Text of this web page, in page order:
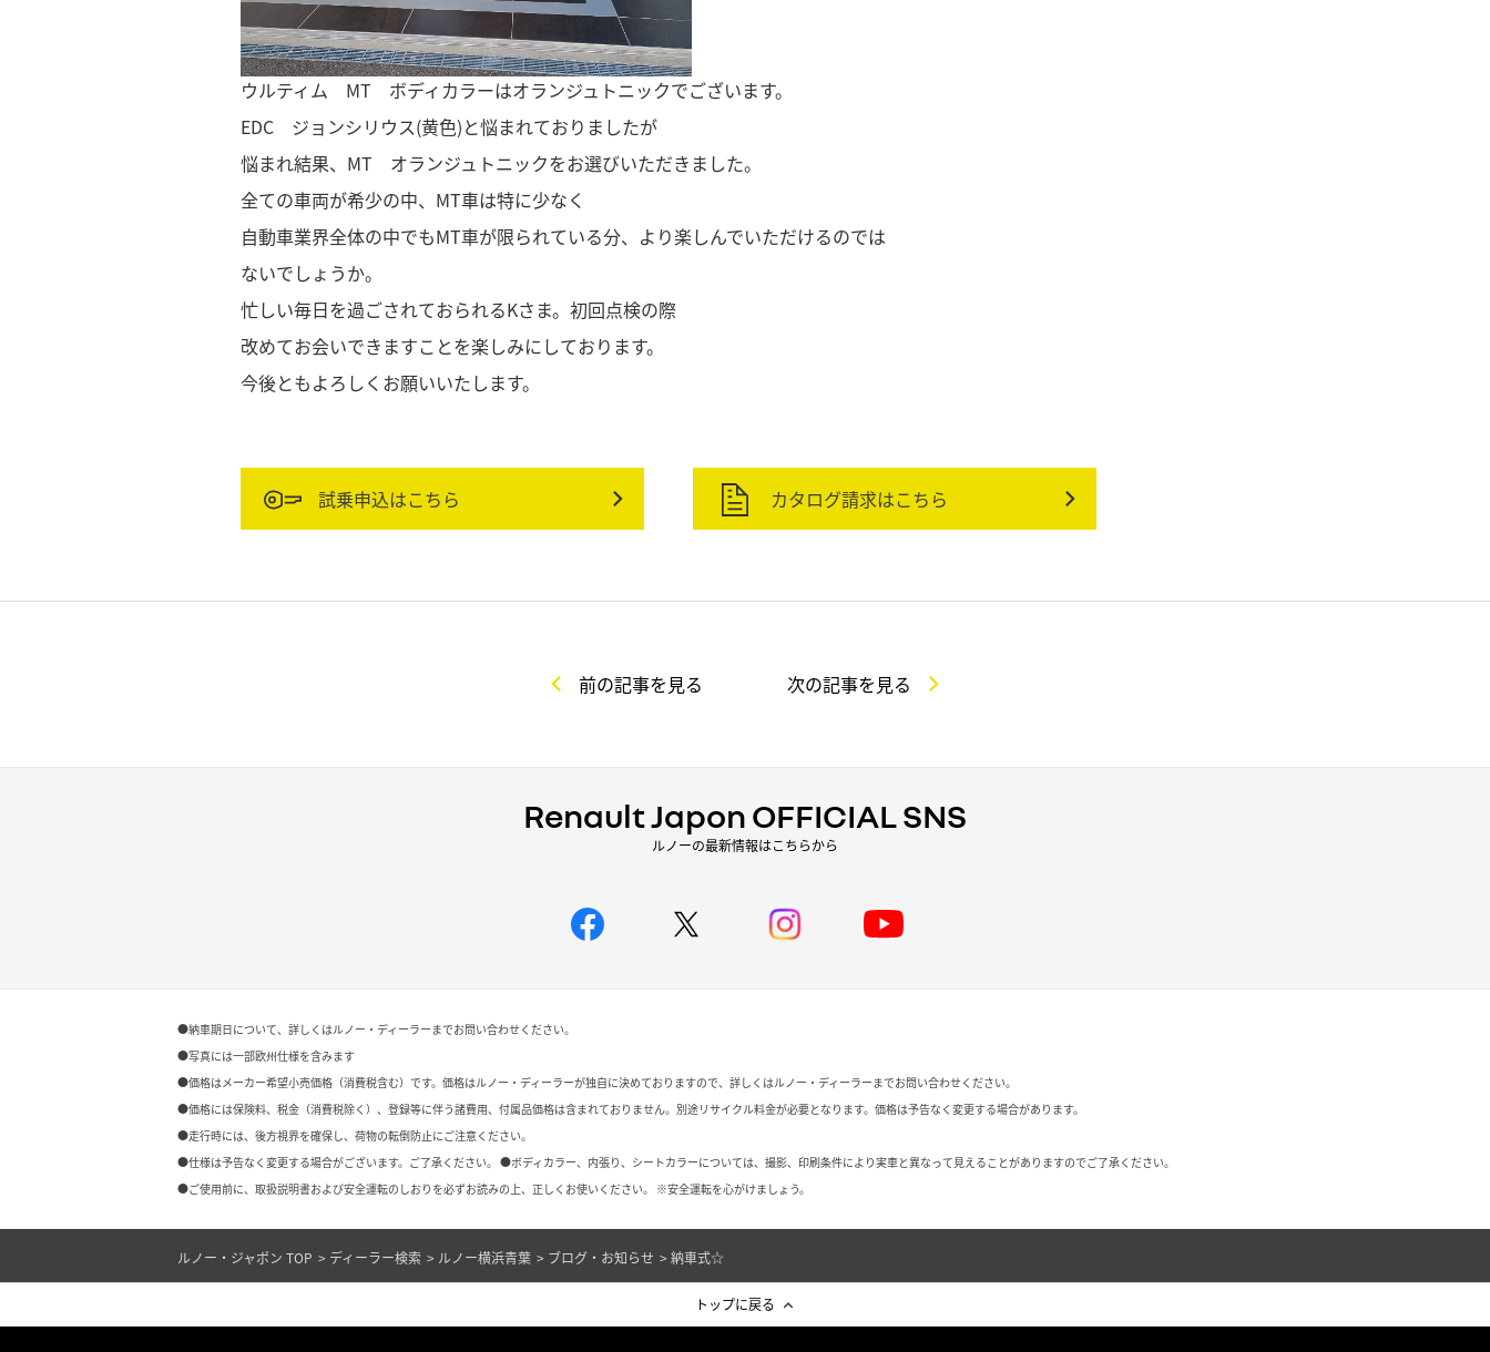
ウルティム MT ボディカラーはオランジュトニックでございます。
EDC ジョンシリウス(黄色)と悩まれておりましたが
悩まれ結果、MT オランジュトニックをお選びいただきました。
全ての車両が希少の中、MT車は特に少なく
自動車業界全体の中でもMT車が限られている分、より楽しんでいただけるのでは
ないでしょうか。
忙しい毎日を過ごされておられるKさま。初回点検の際
改めてお会いできますことを楽しみにしております。
今後ともよろしくお願いいたします。
試乗申込はこちら カタログ請求はこちら
前の記事を見る 次の記事を見る
Renault Japon OFFICIAL SNS
ルノーの最新情報はこちらから
●納車期日について、詳しくはルノー・ディーラーまでお問い合わせください。
●写真には一部欧州仕様を含みます
●価格はメーカー希望小売価格（消費税含む）です。価格はルノー・ディーラーが独自に決めておりますので、詳しくはルノー・ディーラーまでお問い合わせください。
●価格には保険料、税金（消費税除く）、登録等に伴う諸費用、付属品価格は含まれておりません。別途リサイクル料金が必要となります。価格は予告なく変更する場合があります。
●走行時には、後方視界を確保し、荷物の転倒防止にご注意ください。
●仕様は予告なく変更する場合がございます。ご了承ください。 ●ボディカラー、内張り、シートカラーについては、撮影、印刷条件により実車と異なって見えることがありますのでご了承ください。
●ご使用前に、取扱説明書および安全運転のしおりを必ずお読みの上、正しくお使いください。 ※安全運転を心がけましょう。
ルノー・ジャポン TOP ディーラー検索 ルノー横浜青葉 ブログ・お知らせ 納車式☆
トップに戻る